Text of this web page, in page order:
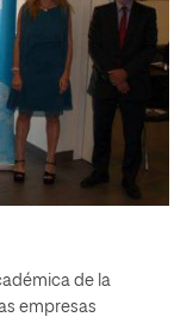
de la
empresas